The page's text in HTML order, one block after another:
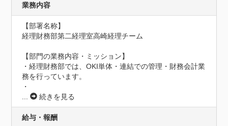
業務内容
【部署名称】
経理財務部第二経理室高崎経理チーム
【部門の業務内容・ミッション】
・経理財務部では、OKI単体・連結での管理・財務会計業
務を行っています。
・
...
続きを見る
給与・報酬